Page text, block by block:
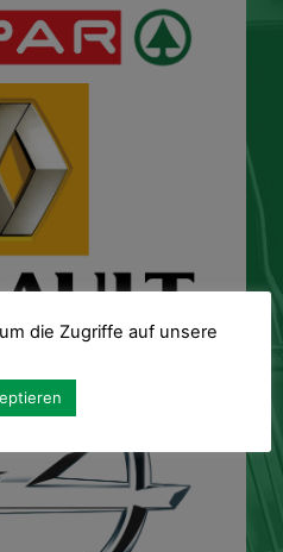
die Zugriffe auf unsere